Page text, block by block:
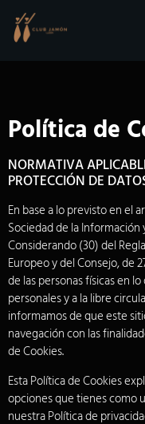
Política de
NORMATIVA
PROTECCIÓN DE
En base a lo previsto en el
Sociedad de la
Considerando (30) del
Europeo y del Consejo, de
de las personas físicas en
personales y a la libre
informamos de que este
navegación con las
de Cookies.
Esta Política de Cookies
opciones que tienes como
nuestra Política de